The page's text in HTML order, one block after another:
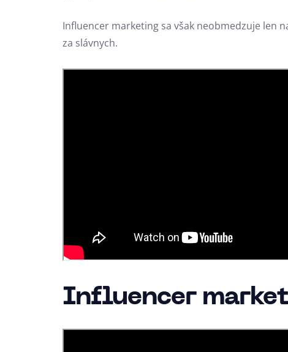
Influencer marketing sa však neobmedzuje len
za slávnych.
Influencer